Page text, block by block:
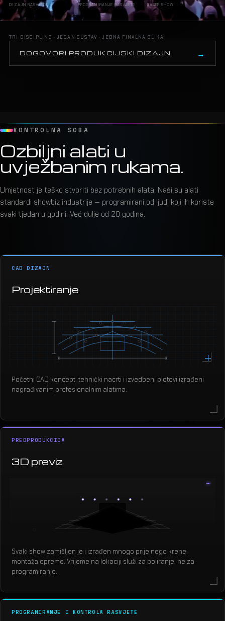
DIZAJN RASVJETE PROGRAMIRANJE RASVJETE LASER SHOW
TRI DISCIPLINE · JEDAN SUSTAV · JEDNA FINALNA SLIKA
DOGOVORI PRODUKCIJSKI DIZAJN
KONTROLNA SOBA
Ozbiljni alati u
uvježbanim rukama.
Umjetnost je teško stvoriti bez potrebnih alata. Naši su alati
standardi showbiz industrije — programirani od ljudi koji ih koriste
svaki tjedan u godini. Već dulje od 20 godina.
CAD DIZAJN
Projektiranje
Početni CAD koncept, tehnički nacrti i izvedbeni plotovi izrađeni
nagrađivanim profesionalnim alatima.
PREDPRODUKCIJA
3D previz
Svaki show zamišljen je i izrađen mnogo prije nego krene
montaža opreme. Vrijeme na lokaciji služi za poliranje, ne za
programiranje.
PROGRAMIRANJE I KONTROLA RASVJETE